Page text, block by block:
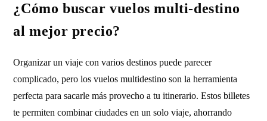
¿Cómo buscar vuelos multi-destino
al mejor precio?
Organizar un viaje con varios destinos puede parecer
complicado, pero los vuelos multidestino son la herramienta
perfecta para sacarle más provecho a tu itinerario. Estos billetes
te permiten combinar ciudades en un solo viaje, ahorrando